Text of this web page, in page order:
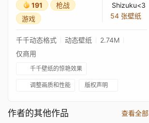
191
枪战
游戏
Shizuku<3
54 张壁纸
千千动态格式 动态壁纸
2.74M
仅商用
千千壁纸的惊艳效果
调整画质和性能 版权声明
作者的其他作品 查看全部